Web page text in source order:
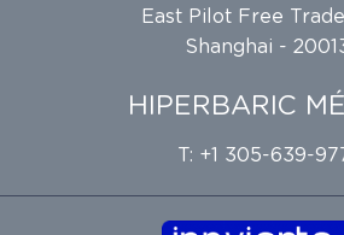
East Pilot Free
Shanghai -
HIPERBARIC
T: +1 305-639-